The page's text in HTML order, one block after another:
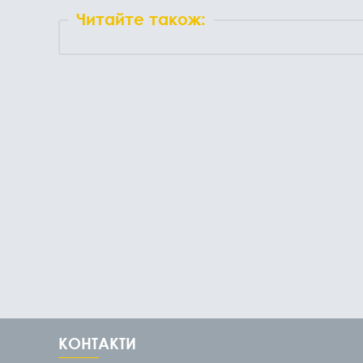
Читайте також:
КОНТАКТИ